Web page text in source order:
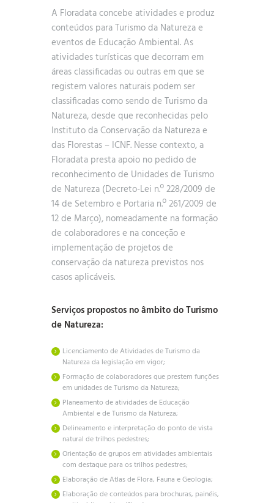
A Floradata concebe atividades e produz
conteúdos para Turismo da Natureza e
eventos de Educação Ambiental. As
atividades turísticas que decorram em
áreas classificadas ou outras em que se
registem valores naturais podem ser
classificadas como sendo de Turismo da
Natureza, desde que reconhecidas pelo
Instituto da Conservação da Natureza e
das Florestas – ICNF. Nesse contexto, a
Floradata presta apoio no pedido de
reconhecimento de Unidades de Turismo
de Natureza (Decreto-Lei n.º 228/2009 de
14 de Setembro e Portaria n.º 261/2009 de
12 de Março), nomeadamente na formação
de colaboradores e na conceção e
implementação de projetos de
conservação da natureza previstos nos
casos aplicáveis.
Serviços propostos no âmbito do Turismo
de Natureza:
Licenciamento de Atividades de Turismo da
Natureza da legislação em vigor;
Formação de colaboradores que prestem funções
em unidades de Turismo da Natureza;
Planeamento de atividades de Educação
Ambiental e de Turismo da Natureza;
Delineamento e interpretação do ponto de vista
natural de trilhos pedestres;
Orientação de grupos em atividades ambientais
com destaque para os trilhos pedestres;
Elaboração de Atlas de Flora, Fauna e Geologia;
Elaboração de conteúdos para brochuras, painéis,